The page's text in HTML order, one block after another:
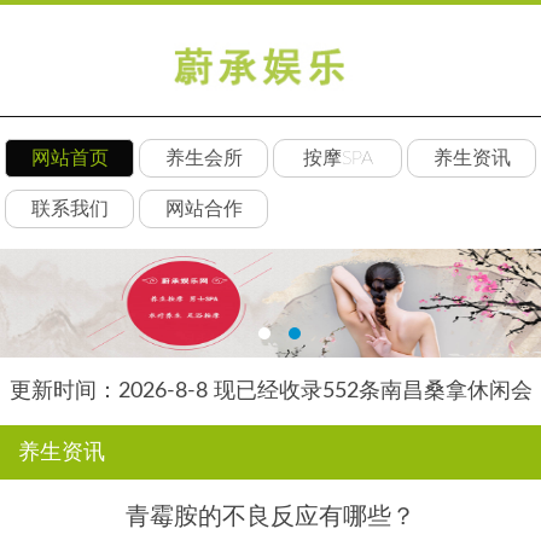
网站首页 养生会所 按摩SPA 养生资讯
联系我们 网站合作
更新时间：2026-8-8 现已经收录552条南昌桑拿休闲会
养生资讯
青霉胺的不良反应有哪些？